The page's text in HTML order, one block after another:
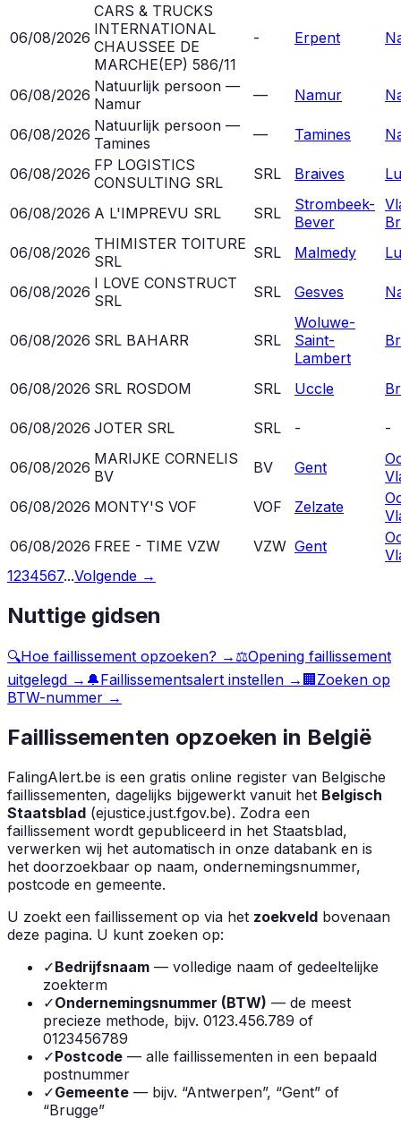
06/08/2026
CARS & TRUCKS
INTERNATIONAL
CHAUSSEE DE
MARCHE(EP) 586/11
- Erpent
06/08/2026 Natuurlijk persoon —
Namur
— Namur
06/08/2026 Natuurlijk persoon —
Tamines
— Tamines
06/08/2026 FP LOGISTICS
CONSULTING SRL
SRL Braives
06/08/2026 A L'IMPREVU SRL SRL
Strombeek-
Bever
06/08/2026 THIMISTER TOITURE
SRL
SRL Malmedy
06/08/2026 I LOVE CONSTRUCT
SRL
SRL Gesves
06/08/2026 SRL BAHARR SRL
Woluwe-
Saint-
Lambert
06/08/2026 SRL ROSDOM SRL Uccle
06/08/2026 JOTER SRL SRL - -
06/08/2026 MARIJKE CORNELIS
BV
BV Gent
06/08/2026 MONTY'S VOF VOF Zelzate
06/08/2026 FREE - TIME VZW VZW Gent
1234567...Volgende →
Nuttige gidsen
🔍Hoe faillissement opzoeken? → ⚖️Opening faillissement
uitgelegd → 🔔Faillissementsalert instellen → 🏢Zoeken op
BTW-nummer →
Faillissementen opzoeken in België
FalingAlert.be is een gratis online register van Belgische
faillissementen, dagelijks bijgewerkt vanuit het Belgisch
Staatsblad (ejustice.just.fgov.be). Zodra een
faillissement wordt gepubliceerd in het Staatsblad,
verwerken wij het automatisch in onze databank en is
het doorzoekbaar op naam, ondernemingsnummer,
postcode en gemeente.
U zoekt een faillissement op via het zoekveld bovenaan
deze pagina. U kunt zoeken op:
✓Bedrijfsnaam — volledige naam of gedeeltelijke
zoekterm
✓Ondernemingsnummer (BTW) — de meest
precieze methode, bijv. 0123.456.789 of
0123456789
✓Postcode — alle faillissementen in een bepaald
postnummer
✓Gemeente — bijv. “Antwerpen”, “Gent” of
“Brugge”